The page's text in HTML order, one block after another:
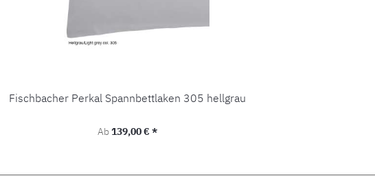
Fischbacher Perkal Spannbettlaken 305 hellgrau
Regulärer Preis:
Ab139,00 € *